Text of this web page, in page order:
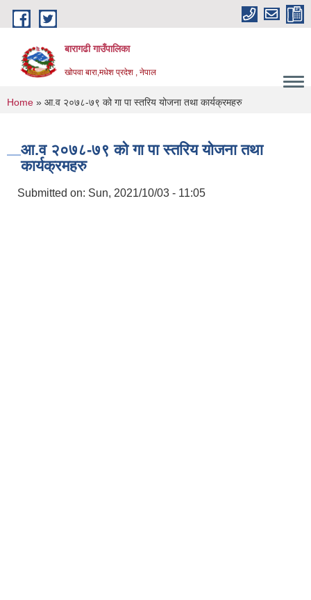
Skip to main content
बारागढी गाउँपालिका
खोपवा बारा,मधेश प्रदेश , नेपाल
You are here
Home » आ.व २०७८-७९ को गा पा स्तरिय योजना तथा कार्यक्रमहरु
आ.व २०७८-७९ को गा पा स्तरिय योजना तथा
कार्यक्रमहरु
Submitted on: Sun, 2021/10/03 - 11:05